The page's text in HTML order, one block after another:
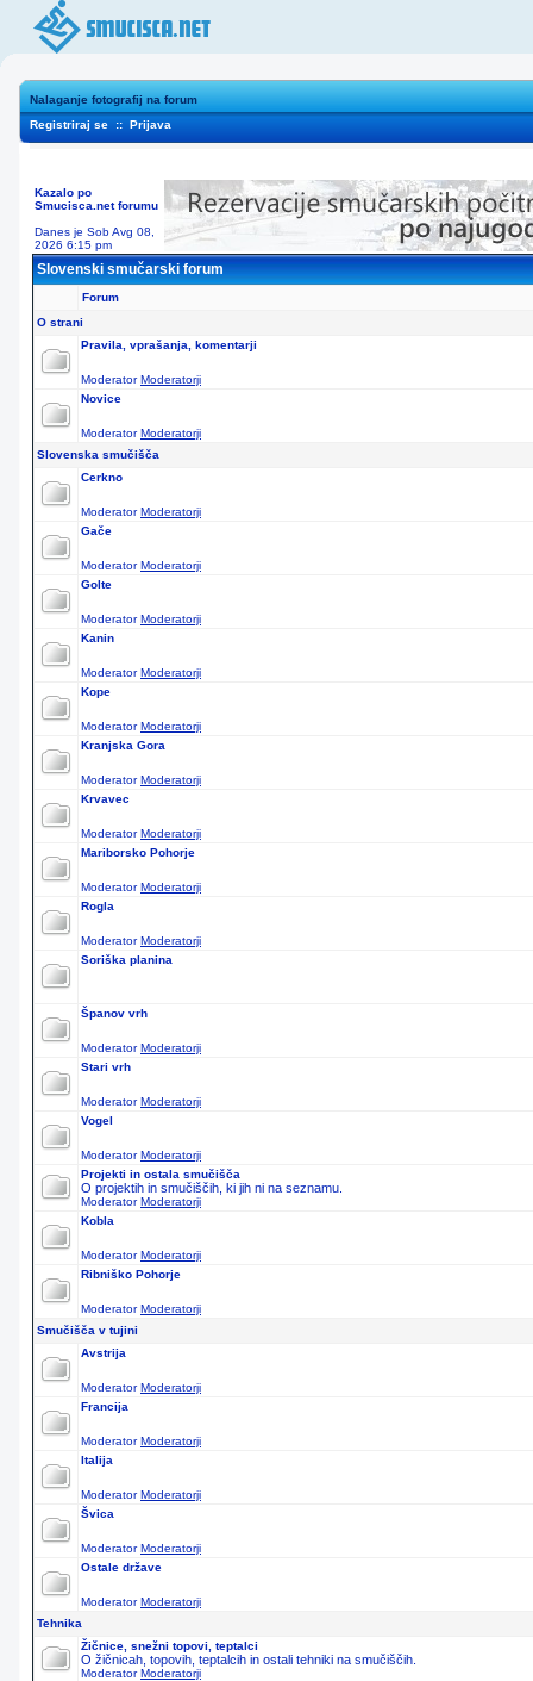
Nalaganje fotografij na forum
Registriraj se :: Prijava
Kazalo po
Smucisca.net forumu
Danes je Sob Avg 08,
2026 6:15 pm
Slovenski smučarski forum
Forum
O strani
Pravila, vprašanja, komentarji
ModeratorModeratorji
Novice
ModeratorModeratorji
Slovenska smučišča
Cerkno
ModeratorModeratorji
Gače
ModeratorModeratorji
Golte
ModeratorModeratorji
Kanin
ModeratorModeratorji
Kope
ModeratorModeratorji
Kranjska Gora
ModeratorModeratorji
Krvavec
ModeratorModeratorji
Mariborsko Pohorje
ModeratorModeratorji
Rogla
ModeratorModeratorji
Soriška planina
Španov vrh
ModeratorModeratorji
Stari vrh
ModeratorModeratorji
Vogel
ModeratorModeratorji
Projekti in ostala smučišča
O projektih in smučiščih, ki jih ni na seznamu.
ModeratorModeratorji
Kobla
ModeratorModeratorji
Ribniško Pohorje
ModeratorModeratorji
Smučišča v tujini
Avstrija
ModeratorModeratorji
Francija
ModeratorModeratorji
Italija
ModeratorModeratorji
Švica
ModeratorModeratorji
Ostale države
ModeratorModeratorji
Tehnika
Žičnice, snežni topovi, teptalci
O žičnicah, topovih, teptalcih in ostali tehniki na smučiščih.
ModeratorModeratorji